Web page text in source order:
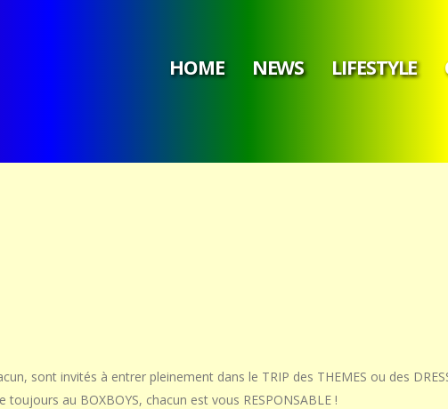
HOME NEWS LIFESTYLE
sont invités à entrer pleinement dans le TRIP des THEMES ou des
au BOXBOYS, chacun est vous RESPONSABLE !